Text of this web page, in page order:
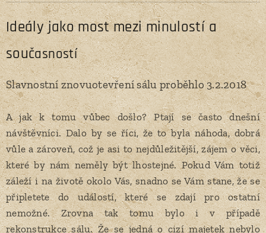
Ideály jako most mezi minulostí a
současností
Slavnostní znovuotevření sálu proběhlo 3.2.2018
A jak k tomu vůbec došlo? Ptají se často dnešní
návštěvníci. Dalo by se říci, že to byla náhoda, dobrá
vůle a zároveň, což je asi to nejdůležitější, zájem o věci,
které by nám neměly být lhostejné. Pokud Vám totiž
záleží i na životě okolo Vás, snadno se Vám stane, že se
připletete do událostí, které se zdají pro ostatní
nemožné. Zrovna tak tomu bylo i v případě
rekonstrukce sálu. Že se jedná o cizí majetek nebylo